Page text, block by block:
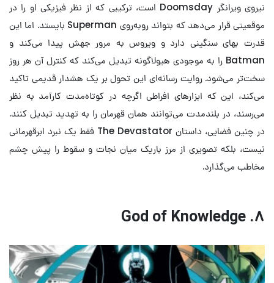
نیروی ویرانگر Doomsday است، ترکیبی که از نظر فیزیکی او را در
موقعیتی قرار می‌دهد که بتواند روبه‌روی Superman بایستد. اما این
قدرت بهای سنگینی دارد و ویروس به مرور جهش پیدا می‌کند و
Batman را به موجودی هیولاگونه تبدیل می‌کند که کنترل آن هر روز
سخت‌تر می‌شود. روایت رسانه‌ای این تحول بر یک هشدار قدیمی تاکید
می‌کند، این که ابزارهای افراطی اگرچه در کوتاه‌مدت کارآمد به نظر
می‌رسند، در بلندمدت می‌توانند همان قهرمان را به تهدید تبدیل کنند.
در چنین فضایی، داستان The Devastator فقط یک نبرد ابرقهرمانی
نیست، بلکه تصویری از مرز باریک میان نجات و سقوط را پیش چشم
مخاطب می‌گذارد.
۸. God of Knowledge